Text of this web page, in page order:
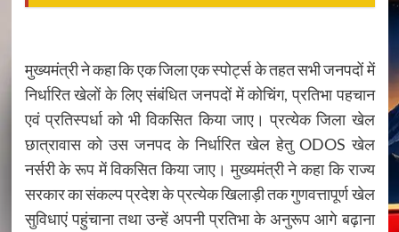
मुख्यमंत्री ने कहा कि एक जिला एक स्पोर्ट्स के तहत सभी जनपदों में
निर्धारित खेलों के लिए संबंधित जनपदों में कोचिंग, प्रतिभा पहचान
एवं प्रतिस्पर्धा को भी विकसित किया जाए। प्रत्येक जिला खेल
छात्रावास को उस जनपद के निर्धारित खेल हेतु ODOS खेल
नर्सरी के रूप में विकसित किया जाए। मुख्यमंत्री ने कहा कि राज्य
सरकार का संकल्प प्रदेश के प्रत्येक खिलाड़ी तक गुणवत्तापूर्ण खेल
सुविधाएं पहुंचाना तथा उन्हें अपनी प्रतिभा के अनुरूप आगे बढ़ाना